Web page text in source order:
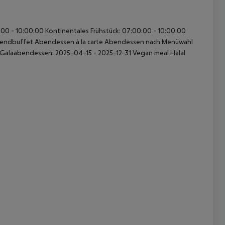
- 10:00:00 Kontinentales Frühstück: 07:00:00 - 10:00:00
Abendessen à la carte Abendessen nach Menüwahl
2025-04-15 - 2025-12-31 Vegan meal Halal